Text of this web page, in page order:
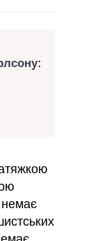
немає